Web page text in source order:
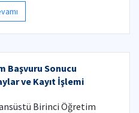
Başvuru Sonucu
ve Kayıt İşlemi
Birinci Öğretim